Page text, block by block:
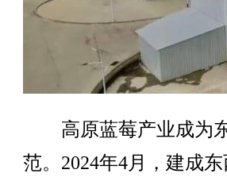
高原蓝莓产业成为东
范。2024年4月，建成